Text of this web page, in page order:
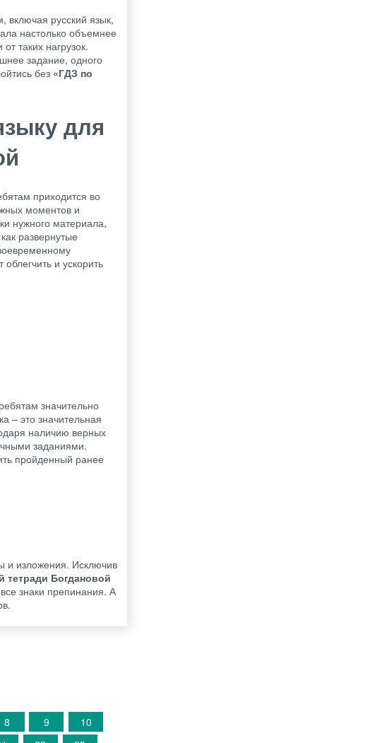
включая русский язык,
настолько объемнее
таких нагрузок.
задание, одного
без «ГДЗ по
для
приходится во
моментов и
нужного материала,
развернутые
и ускорить
значительно
– это значительная
наличию верных
заданиями.
пройденный ранее
и изложения. Исключив
тетради Богдановой
знаки препинания. А
8 9
10